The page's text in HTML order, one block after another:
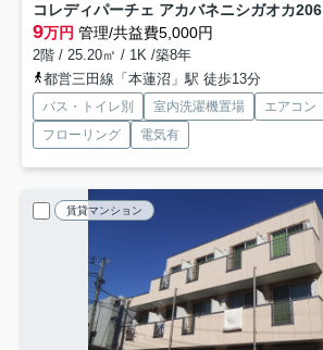
コレディパーチェ アカバネニシガオカ206
9万円 管理/共益費5,000円
2階 / 25.20㎡ / 1K /築8年
都営三田線「本蓮沼」駅 徒歩13分
バス・トイレ別 室内洗濯機置場 エアコン
フローリング
電気有
賃貸マンション